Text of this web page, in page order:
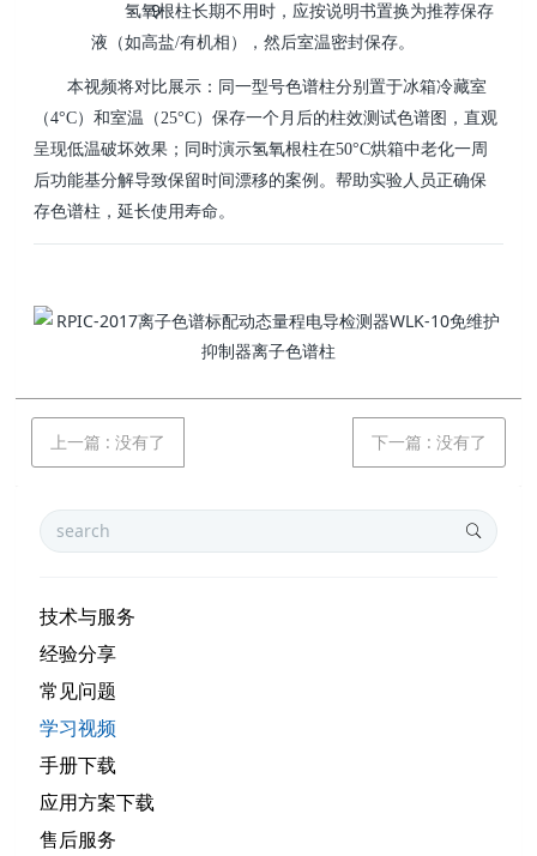
氢氧根柱长期不用时，应按说明书置换为推荐保存
液（如高盐/有机相），然后室温密封保存。
本视频将对比展示：同一型号色谱柱分别置于冰箱冷藏室
（4°C）和室温（25°C）保存一个月后的柱效测试色谱图，直观
呈现低温破坏效果；同时演示氢氧根柱在50°C烘箱中老化一周
后功能基分解导致保留时间漂移的案例。帮助实验人员正确保
存色谱柱，延长使用寿命。
上一篇 :没有了 下一篇 : 没有了
技术与服务
经验分享
常见问题
学习视频
手册下载
应用方案下载
售后服务